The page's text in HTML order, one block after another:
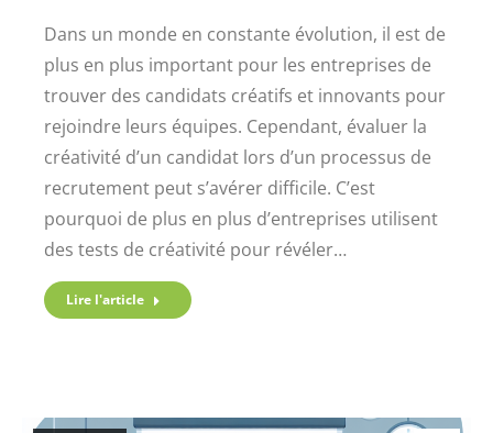
Dans un monde en constante évolution, il est de
plus en plus important pour les entreprises de
trouver des candidats créatifs et innovants pour
rejoindre leurs équipes. Cependant, évaluer la
créativité d’un candidat lors d’un processus de
recrutement peut s’avérer difficile. C’est
pourquoi de plus en plus d’entreprises utilisent
des tests de créativité pour révéler…
Lire l'article